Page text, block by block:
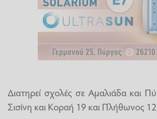
Διατηρεί σχολές σε Αμαλιάδα και
Σισίνη και Κοραή 19 και Πλήθωνος 12